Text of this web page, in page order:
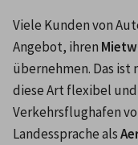
Viele Kunden von
Angebot, ihren
übernehmen. Das ist
diese Art flexibel
Verkehrsflughafen
Landessprache als